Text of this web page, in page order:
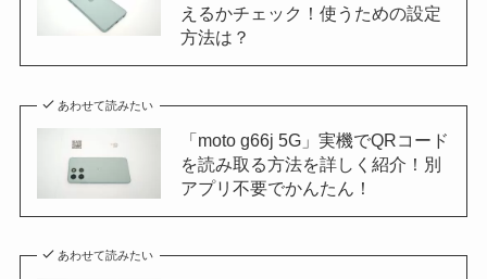
えるかチェック！使うための設定
方法は？
あわせて読みたい
「moto g66j 5G」実機でQRコード
を読み取る方法を詳しく紹介！別
アプリ不要でかんたん！
あわせて読みたい